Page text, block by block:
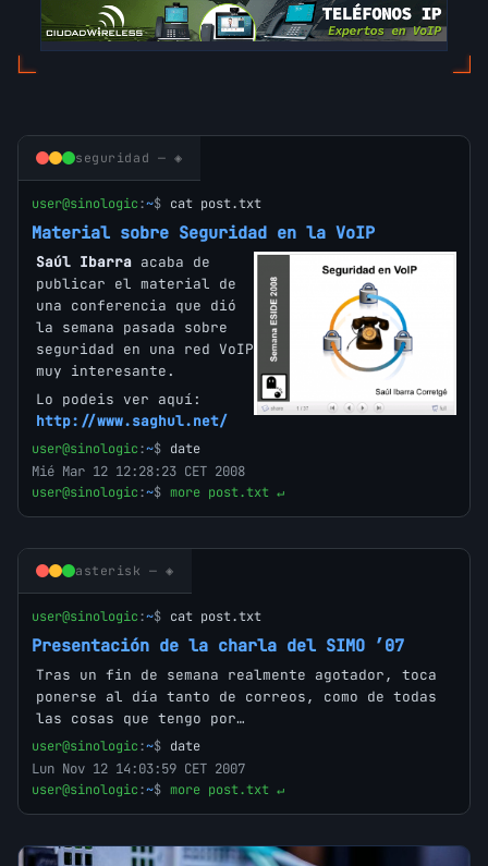
seguridad — ◈
user@sinologic:~$ cat post.txt
Material sobre Seguridad en la VoIP
Saúl Ibarra acaba de
publicar el material de
una conferencia que dió
la semana pasada sobre
seguridad en una red VoIP
muy interesante.
Lo podeis ver aquí:
http://www.saghul.net/
user@sinologic:~$ date
Mié Mar 12 12:28:23 CET 2008
user@sinologic:~$ more post.txt ↵
asterisk — ◈
user@sinologic:~$ cat post.txt
Presentación de la charla del SIMO ’07
Tras un fin de semana realmente agotador, toca
ponerse al día tanto de correos, como de todas
las cosas que tengo por…
user@sinologic:~$ date
Lun Nov 12 14:03:59 CET 2007
user@sinologic:~$ more post.txt ↵